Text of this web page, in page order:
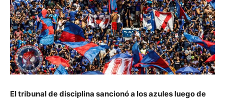
El tribunal de disciplina sancionó a los azules luego de